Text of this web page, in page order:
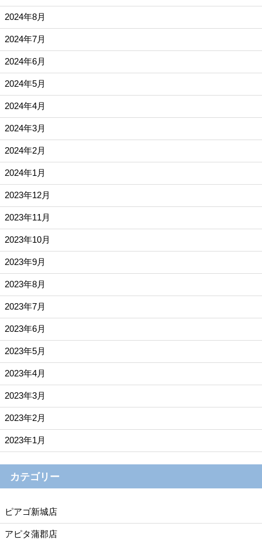
2024年8月
2024年7月
2024年6月
2024年5月
2024年4月
2024年3月
2024年2月
2024年1月
2023年12月
2023年11月
2023年10月
2023年9月
2023年8月
2023年7月
2023年6月
2023年5月
2023年4月
2023年3月
2023年2月
2023年1月
カテゴリー
ピアゴ新城店
アピタ蒲郡店